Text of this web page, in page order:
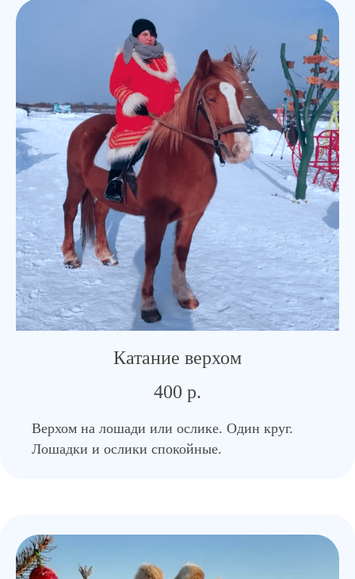
Катание верхом
400 р.
Верхом на лошади или ослике. Один круг.
Лошадки и ослики спокойные.